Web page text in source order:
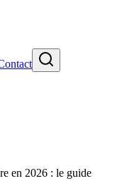
en 2026 : le guide